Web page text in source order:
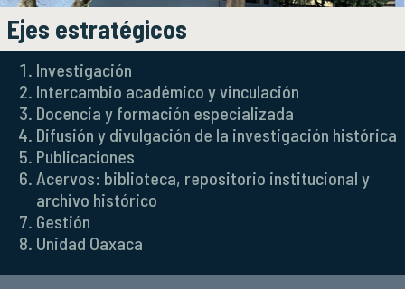
Documentos institucionales
Órganos colegiados
Normatividad y gestiones
Investigación
INVESTIGACIÓN
Áreas de investigación e investigadores
Proyectos de investigación
Seminarios
Micrositios
Investigación posdoctoral
Ejes estratégicos
Investigación
Intercambio académico y vinculación
Docencia y formación especializada
Difusión y divulgación de la investigación histórica
Publicaciones
Acervos: biblioteca, repositorio institucional y
archivo histórico
Gestión
Unidad Oaxaca